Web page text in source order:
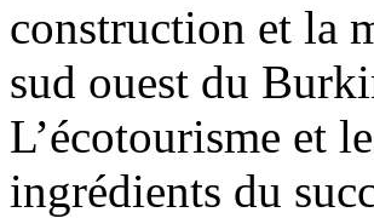
construction et la
sud ouest du
L’écotourisme et
ingrédients du